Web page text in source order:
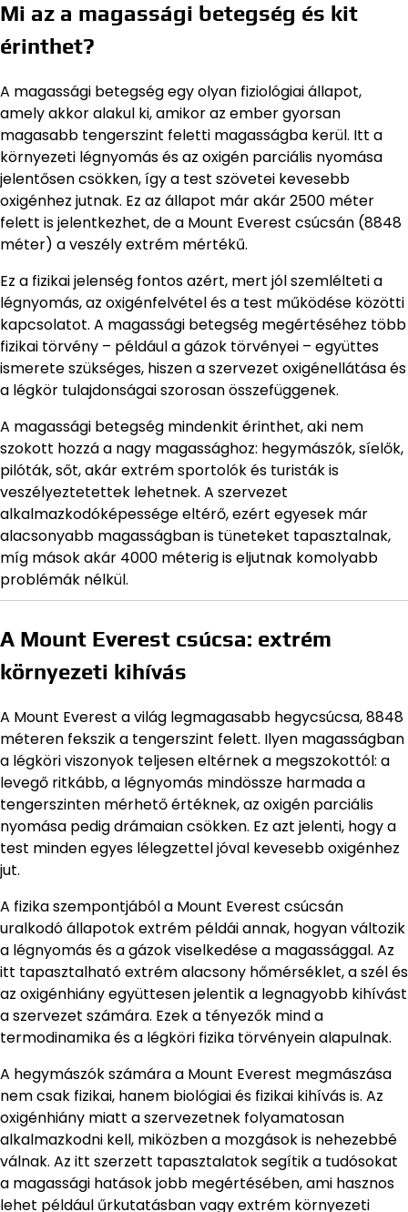
Mi az a magassági betegség és kit
érinthet?
A magassági betegség egy olyan fiziológiai állapot,
amely akkor alakul ki, amikor az ember gyorsan
magasabb tengerszint feletti magasságba kerül. Itt a
környezeti légnyomás és az oxigén parciális nyomása
jelentősen csökken, így a test szövetei kevesebb
oxigénhez jutnak. Ez az állapot már akár 2500 méter
felett is jelentkezhet, de a Mount Everest csúcsán (8848
méter) a veszély extrém mértékű.
Ez a fizikai jelenség fontos azért, mert jól szemlélteti a
légnyomás, az oxigénfelvétel és a test működése közötti
kapcsolatot. A magassági betegség megértéséhez több
fizikai törvény – például a gázok törvényei – együttes
ismerete szükséges, hiszen a szervezet oxigénellátása és
a légkör tulajdonságai szorosan összefüggenek.
A magassági betegség mindenkit érinthet, aki nem
szokott hozzá a nagy magassághoz: hegymászók, síelők,
pilóták, sőt, akár extrém sportolók és turisták is
veszélyeztetettek lehetnek. A szervezet
alkalmazkodóképessége eltérő, ezért egyesek már
alacsonyabb magasságban is tüneteket tapasztalnak,
míg mások akár 4000 méterig is eljutnak komolyabb
problémák nélkül.
A Mount Everest csúcsa: extrém
környezeti kihívás
A Mount Everest a világ legmagasabb hegycsúcsa, 8848
méteren fekszik a tengerszint felett. Ilyen magasságban
a légköri viszonyok teljesen eltérnek a megszokottól: a
levegő ritkább, a légnyomás mindössze harmada a
tengerszinten mérhető értéknek, az oxigén parciális
nyomása pedig drámaian csökken. Ez azt jelenti, hogy a
test minden egyes lélegzettel jóval kevesebb oxigénhez
jut.
A fizika szempontjából a Mount Everest csúcsán
uralkodó állapotok extrém példái annak, hogyan változik
a légnyomás és a gázok viselkedése a magassággal. Az
itt tapasztalható extrém alacsony hőmérséklet, a szél és
az oxigénhiány együttesen jelentik a legnagyobb kihívást
a szervezet számára. Ezek a tényezők mind a
termodinamika és a légköri fizika törvényein alapulnak.
A hegymászók számára a Mount Everest megmászása
nem csak fizikai, hanem biológiai és fizikai kihívás is. Az
oxigénhiány miatt a szervezetnek folyamatosan
alkalmazkodni kell, miközben a mozgások is nehezebbé
válnak. Az itt szerzett tapasztalatok segítik a tudósokat
a magassági hatások jobb megértésében, ami hasznos
lehet például űrkutatásban vagy extrém környezeti